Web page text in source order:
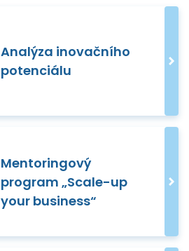
Analýza inovačního
potenciálu
Mentoringový
program „Scale-up
your business“